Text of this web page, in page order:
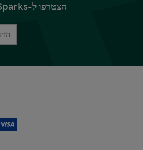
הצטרפו ל-Sparks כדי ליהנות מפינוקים ומהטבות, החל ב-10% הנחה על ביגוד וציוד לבית